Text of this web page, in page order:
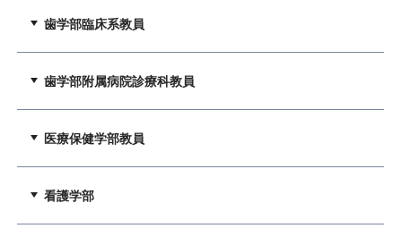
歯学部臨床系教員
歯学部附属病院診療科教員
医療保健学部教員
看護学部